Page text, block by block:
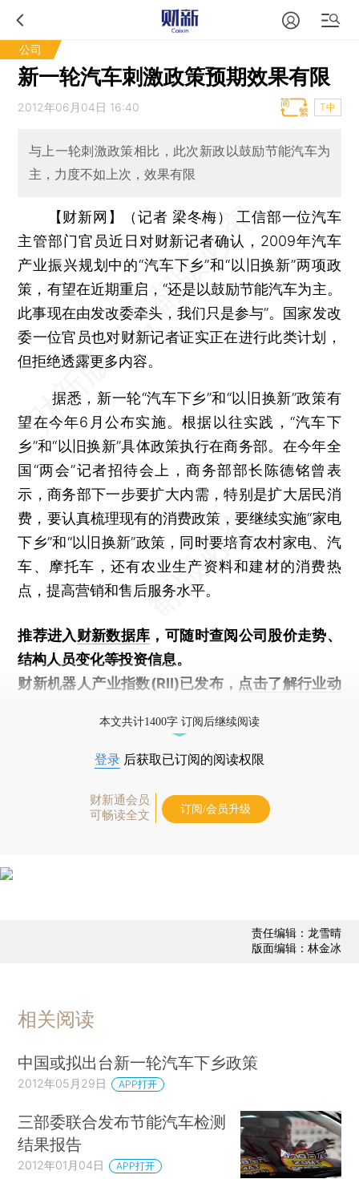
公司
新一轮汽车刺激政策预期效果有限
2012年06月04日 16:40 T中
与上一轮刺激政策相比，此次新政以鼓励节能汽车为
主，力度不如上次，效果有限
【财新网】（记者 梁冬梅）
工信部一位汽车
主管部门官员近日对财新记者确认，2009年汽车
产业振兴规划中的“汽车下乡”和“以旧换新”两项政
策，有望在近期重启，“还是以鼓励节能汽车为主。
此事现在由发改委牵头，我们只是参与”。国家发改
委一位官员也对财新记者证实正在进行此类计划，
但拒绝透露更多内容。
据悉，新一轮“汽车下乡”和“以旧换新”政策有
望在今年6月公布实施。根据以往实践，“汽车下
乡”和“以旧换新”具体政策执行在商务部。在今年全
国“两会”记者招待会上，商务部部长陈德铭曾表
示，商务部下一步要扩大内需，特别是扩大居民消
费，要认真梳理现有的消费政策，要继续实施“家电
下乡”和“以旧换新”政策，同时要培育农村家电、汽
车、摩托车，还有农业生产资料和建材的消费热
点，提高营销和售后服务水平。
推荐进入财新数据库 ，可随时查阅公司股价走势、
结构人员变化等投资信息。
财新机器人产业指数(RII)已发布， 点击了解行业动
本文共计1400字 订阅后继续阅读
登录 后获取已订阅的阅读权限
财新通会员
可畅读全文
订阅/会员升级
责任编辑：龙雪晴
版面编辑：林金冰
相关阅读
中国或拟出台新一轮汽车下乡政策
2012年05月29日 APP打开
三部委联合发布节能汽车检测
结果报告
2012年01月04日 APP打开